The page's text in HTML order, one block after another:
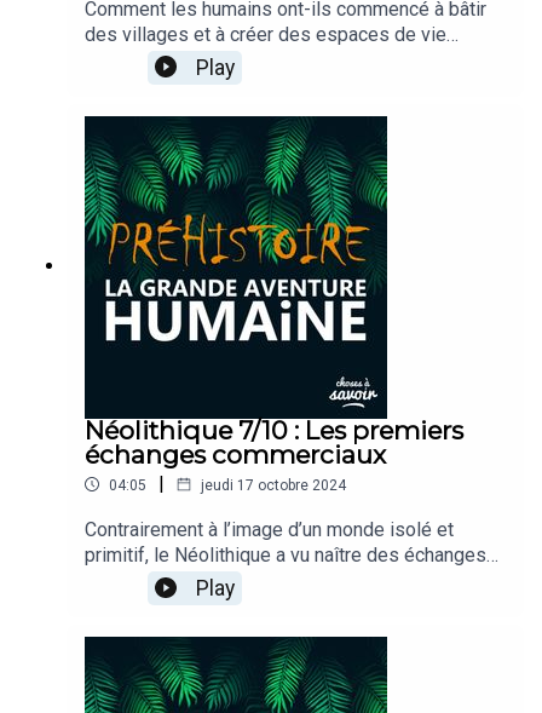
Comment les humains ont-ils commencé à bâtir
des villages et à créer des espaces de vie
collective ? Comment s’organisaient ces
premiers foyers, et à quoi ressemblait le
quotidien dans ces premières communautés
sédentaires ? C’est ce que nous allons découvrir
ensemble.
Play
Néolithique 7/10 : Les premiers
échanges commerciaux
04:05 | jeudi 17 octobre 2024
Contrairement à l’image d’un monde isolé et
primitif, le Néolithique a vu naître des échanges
complexes entre communautés, ouvrant la voie à
une première forme de mondialisation. Comment
les premiers hommes ont-ils communiqué,
échangé et développé des réseaux commerciaux
? C’est ce que nous allons découvrir ensemble.
Play